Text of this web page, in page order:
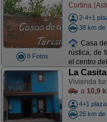
8 Fotos
Cortina
2-4+1
38 km de
Casa
rústica, de
el centro
La
Vivienda
a 10,9
4+1
25 km de